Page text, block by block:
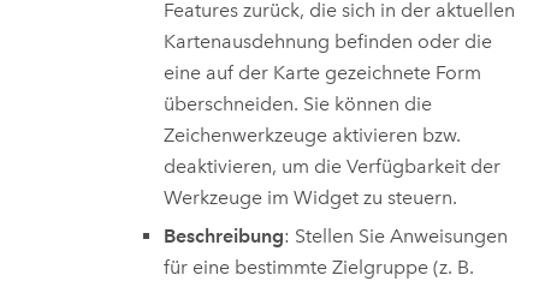
Features zurück, die sich in der aktuellen
Kartenausdehnung befinden oder die
eine auf der Karte gezeichnete Form
überschneiden. Sie können die
Zeichenwerkzeuge aktivieren bzw.
deaktivieren, um die Verfügbarkeit der
Werkzeuge im Widget zu steuern.
Beschreibung: Stellen Sie Anweisungen
für eine bestimmte Zielgruppe (z. B.